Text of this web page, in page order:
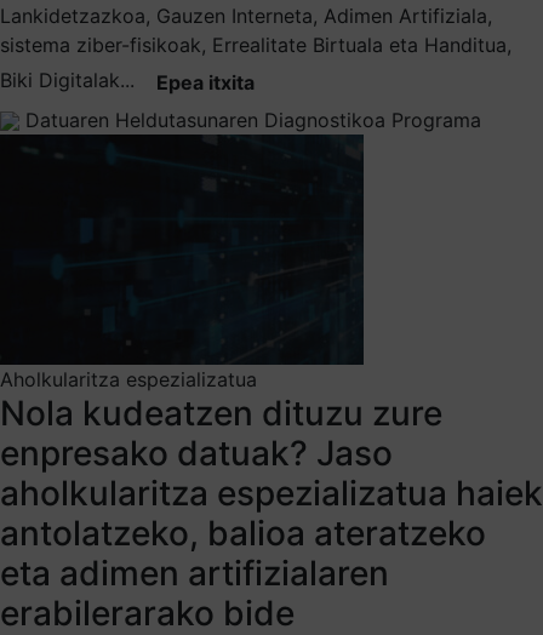
Lankidetzazkoa, Gauzen Interneta, Adimen Artifiziala,
sistema ziber-fisikoak, Errealitate Birtuala eta Handitua,
Biki Digitalak...
Epea itxita
Datuaren Heldutasunaren Diagnostikoa Programa
Aholkularitza espezializatua
Nola kudeatzen dituzu zure
enpresako datuak? Jaso
aholkularitza espezializatua haiek
antolatzeko, balioa ateratzeko
eta adimen artifizialaren
erabilerarako bide